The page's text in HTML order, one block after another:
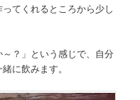
てくれるところから少し
？」という感じで、自分
に飲みます。